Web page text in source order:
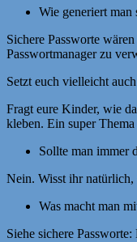
Wie generiert man
Sichere Passworte
Passwortmanager zu
Setzt euch vielleicht
Fragt eure Kinder, wie
kleben. Ein super
Sollte man immer
Nein. Wisst ihr natürlich,
Was macht man
Siehe sichere